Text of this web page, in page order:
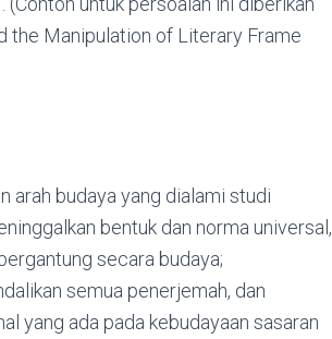
the Manipulation of Literary Frame
arah budaya yang dialami studi
bentuk dan norma universal,
secara budaya;
semua penerjemah, dan
yang ada pada kebudayaan sasaran